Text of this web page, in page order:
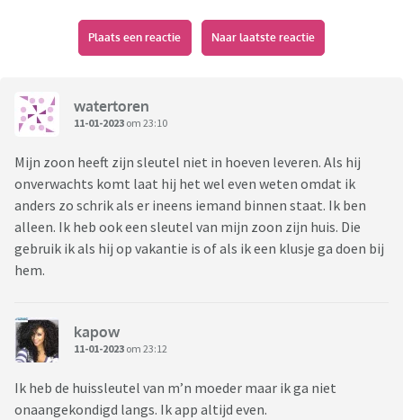
Plaats een reactie Naar laatste reactie
watertoren
11-01-2023 om 23:10
Mijn zoon heeft zijn sleutel niet in hoeven leveren. Als hij
onverwachts komt laat hij het wel even weten omdat ik
anders zo schrik als er ineens iemand binnen staat. Ik ben
alleen. Ik heb ook een sleutel van mijn zoon zijn huis. Die
gebruik ik als hij op vakantie is of als ik een klusje ga doen bij
hem.
kapow
11-01-2023 om 23:12
Ik heb de huissleutel van m’n moeder maar ik ga niet
onaangekondigd langs. Ik app altijd even.